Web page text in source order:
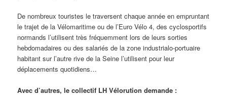
De nombreux touristes le traversent chaque année en empruntant
le trajet de la Vélomaritime ou de l’Euro Vélo 4, des cyclosportifs
normands l’utilisent très fréquemment lors de leurs sorties
hebdomadaires ou des salariés de la zone industrialo-portuaire
habitant sur l’autre rive de la Seine l’utilisent pour leur
déplacements quotidiens…
Avec d’autres, le collectif LH Vélorution demande :